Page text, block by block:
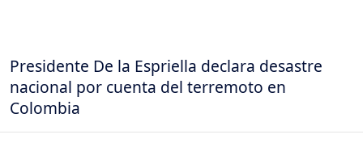
Presidente De la Espriella declara desastre
nacional por cuenta del terremoto en
Colombia